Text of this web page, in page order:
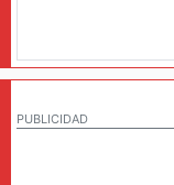
PUBLICIDAD